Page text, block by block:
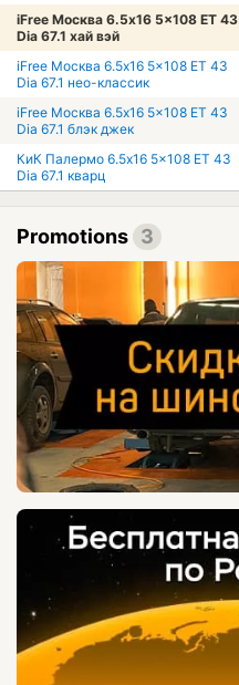
iFree Москва 6.5x16 5x108 ET 43
Dia 67.1 хай вэй
iFree Москва 6.5x16 5x108 ET 43
Dia 67.1 нео-классик
iFree Москва 6.5x16 5x108 ET 43
Dia 67.1 блэк джек
КиК Палермо 6.5x16 5x108 ET 43
Dia 67.1 кварц
Promotions 3